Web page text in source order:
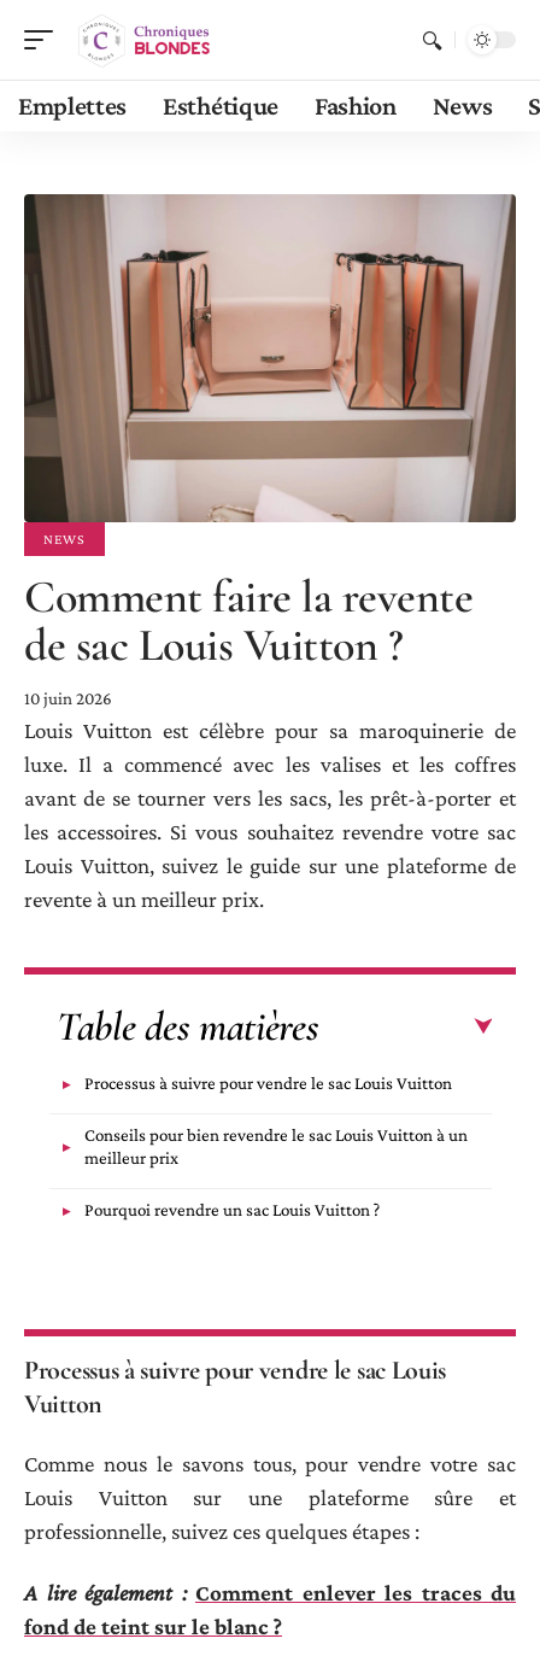
Emplettes Esthétique Fashion News
NEWS
Comment faire la revente
de sac Louis Vuitton ?
10 juin 2026
Louis Vuitton est célèbre pour sa maroquinerie de
luxe. Il a commencé avec les valises et les coffres
avant de se tourner vers les sacs, les prêt-à-porter et
les accessoires. Si vous souhaitez revendre votre sac
Louis Vuitton, suivez le guide sur une plateforme de
revente à un meilleur prix.
Table des matières
Processus à suivre pour vendre le sac Louis Vuitton
Conseils pour bien revendre le sac Louis Vuitton à un
meilleur prix
Pourquoi revendre un sac Louis Vuitton ?
Processus à suivre pour vendre le sac Louis
Vuitton
Comme nous le savons tous, pour vendre votre sac
Louis Vuitton sur une plateforme sûre et
professionnelle, suivez ces quelques étapes :
A lire également : Comment enlever les traces du
fond de teint sur le blanc ?